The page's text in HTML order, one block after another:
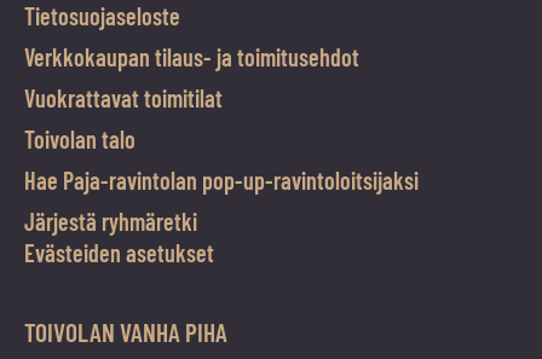
Tietosuojaseloste
Verkkokaupan tilaus- ja toimitusehdot
Vuokrattavat toimitilat
Toivolan talo
Hae Paja-ravintolan pop-up-ravintoloitsijaksi
Järjestä ryhmäretki
Evästeiden asetukset
TOIVOLAN VANHA PIHA